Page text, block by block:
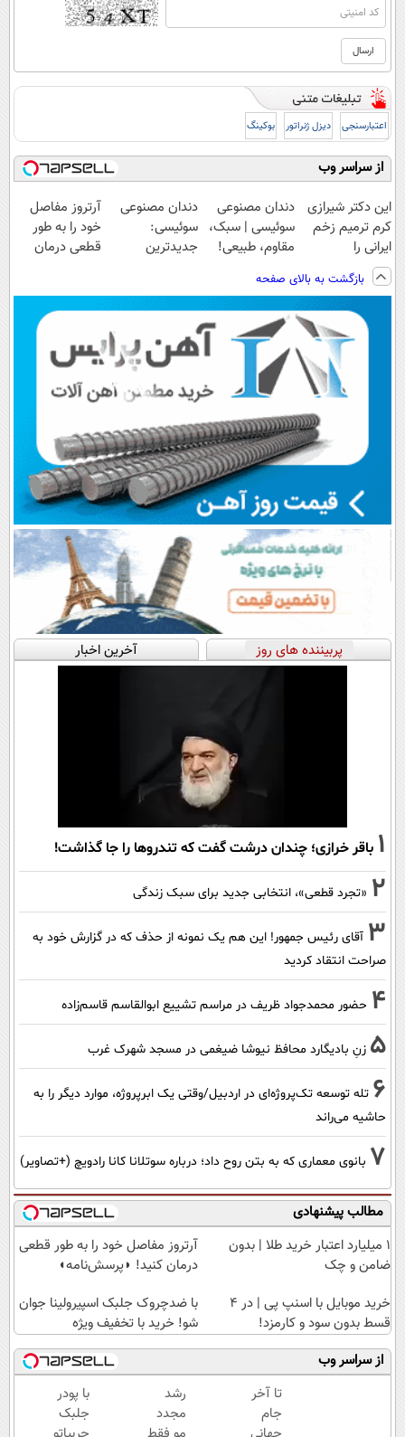
اعتبارسنجی دیزل ژنراتور بوکینگ
از سراسر وب
این دکتر شیرازی
کرم ترمیم زخم
ایرانی را
ساخت!!!
دندان مصنوعی
سوئیسی | سبک،
مقاوم، طبیعی!
رایگان+پرداخت
اقساطی😍
دندان مصنوعی
سوئیسی:
جدیدترین
پرداخت قسطی
آرتروز مفاصل
خود را به طور
قطعی درمان
بازگشت به بالای صفحه
پربیننده های روز آخرین اخبار
1 باقر خرازی؛ چندان درشت گفت که تندروها را جا گذاشت!
2 «تجرد قطعی»، انتخابی جدید برای سبک زندگی
3 آقای رئیس جمهور! این هم یک نمونه از حذف که در گزارش خود به
صراحت انتقاد کردید
4 حضور محمدجواد ظریف در مراسم تشییع ابوالقاسم قاسم‌زاده
5 زنِ بادیگارد محافظ نیوشا ضیغمی در مسجد شهرک غرب
6 تله توسعه تک‌پروژه‌ای در اردبیل/وقتی یک ابرپروژه، موارد دیگر را به
حاشیه می‌راند
7 بانوی معماری که به بتن روح داد؛ درباره سوتلانا کانا رادویچ (+تصاویر)
مطالب پیشنهادی
۱ میلیارد اعتبار خرید طلا | بدون
ضامن و چک
آرتروز مفاصل خود را به طور قطعی
درمان کنید! ◗پرسش‌نامه◖
خرید موبایل با اسنپ پی | در ۴
قسط بدون سود و کارمزد!
با ضدچروک جلبک اسپیرولینا جوان
شو! خرید با تخفیف ویژه
از سراسر وب
تا آخر
جام
رشد
مجدد
با پودر
جلبک